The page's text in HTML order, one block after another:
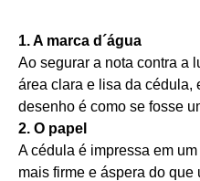
1. A marca d´água
Ao segurar a nota contra a
área clara e lisa da cédula,
desenho é como se fosse
2. O papel
A cédula é impressa em
mais firme e áspera do que